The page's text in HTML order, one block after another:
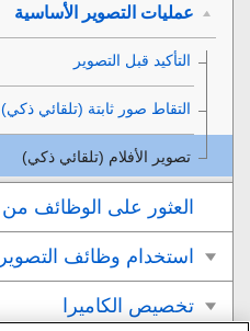
عمليات التصوير الأساسية
التأكيد قبل التصوير
التقاط صور ثابتة (تلقائي ذكي)
تصوير الأفلام (تلقائي ذكي)
العثور على الوظائف من MENU
استخدام وظائف التصوير
تخصيص الكاميرا